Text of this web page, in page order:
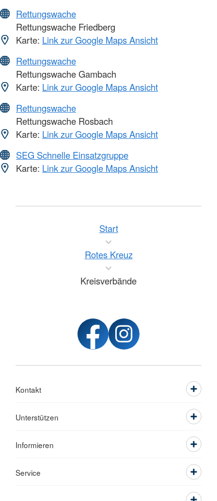
Rettungswache
Rettungswache Friedberg
Karte: Link zur Google Maps Ansicht
Rettungswache
Rettungswache Gambach
Karte: Link zur Google Maps Ansicht
Rettungswache
Rettungswache Rosbach
Karte: Link zur Google Maps Ansicht
SEG Schnelle Einsatzgruppe
Karte: Link zur Google Maps Ansicht
Start
Rotes Kreuz
Kreisverbände
Kontakt
Unterstützen
Informieren
Service